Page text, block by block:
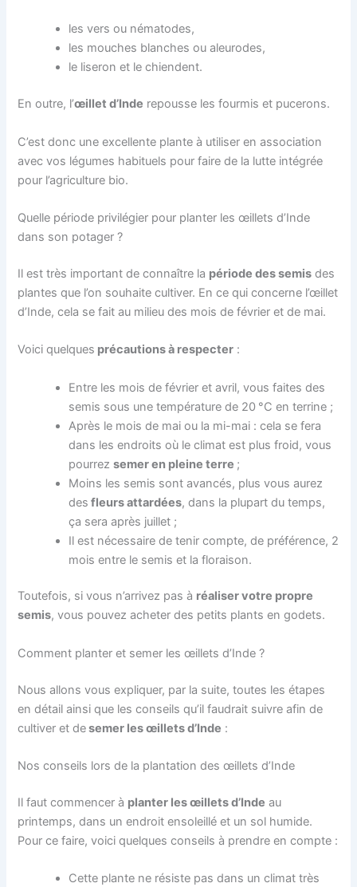
les vers ou nématodes,
les mouches blanches ou aleurodes,
le liseron et le chiendent.
En outre, l’œillet d’Inde repousse les fourmis et pucerons.
C’est donc une excellente plante à utiliser en association
avec vos légumes habituels pour faire de la lutte intégrée
pour l’agriculture bio.
Quelle période privilégier pour planter les œillets d’Inde
dans son potager ?
Il est très important de connaître la période des semis des
plantes que l’on souhaite cultiver. En ce qui concerne l’œillet
d’Inde, cela se fait au milieu des mois de février et de mai.
Voici quelques précautions à respecter :
Entre les mois de février et avril, vous faites des
semis sous une température de 20 °C en terrine ;
Après le mois de mai ou la mi-mai : cela se fera
dans les endroits où le climat est plus froid, vous
pourrezsemer en pleine terre ;
Moins les semis sont avancés, plus vous aurez
des fleurs attardées, dans la plupart du temps,
ça sera après juillet ;
Il est nécessaire de tenir compte, de préférence, 2
mois entre le semis et la floraison.
Toutefois, si vous n’arrivez pas à réaliser votre propre
semis, vous pouvez acheter des petits plants en godets.
Comment planter et semer les œillets d’Inde ?
Nous allons vous expliquer, par la suite, toutes les étapes
en détail ainsi que les conseils qu’il faudrait suivre afin de
cultiver et desemer les œillets d’Inde :
Nos conseils lors de la plantation des œillets d’Inde
Il faut commencer à planter les œillets d’Inde au
printemps, dans un endroit ensoleillé et un sol humide.
Pour ce faire, voici quelques conseils à prendre en compte :
Cette plante ne résiste pas dans un climat très